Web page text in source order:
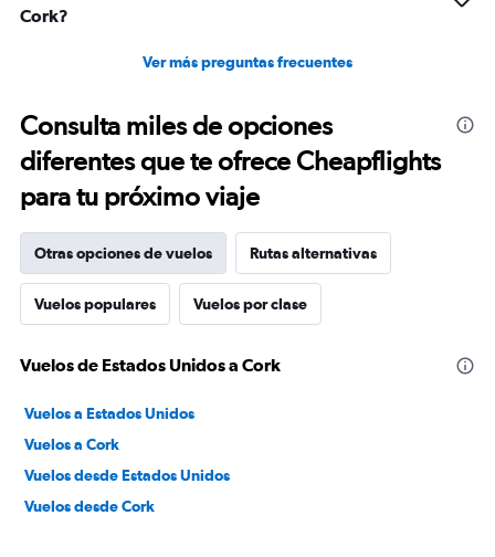
Cork?
Ver más preguntas frecuentes
Consulta miles de opciones
diferentes que te ofrece Cheapflights
para tu próximo viaje
Otras opciones de vuelos Rutas alternativas
Vuelos populares Vuelos por clase
Vuelos de Estados Unidos a Cork
Vuelos a Estados Unidos
Vuelos a Cork
Vuelos desde Estados Unidos
Vuelos desde Cork